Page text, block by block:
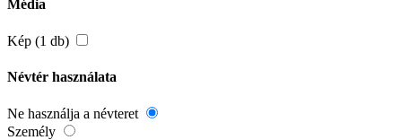
Média
Kép (1 db)
Névtér használata
Ne használja a névteret
Személy